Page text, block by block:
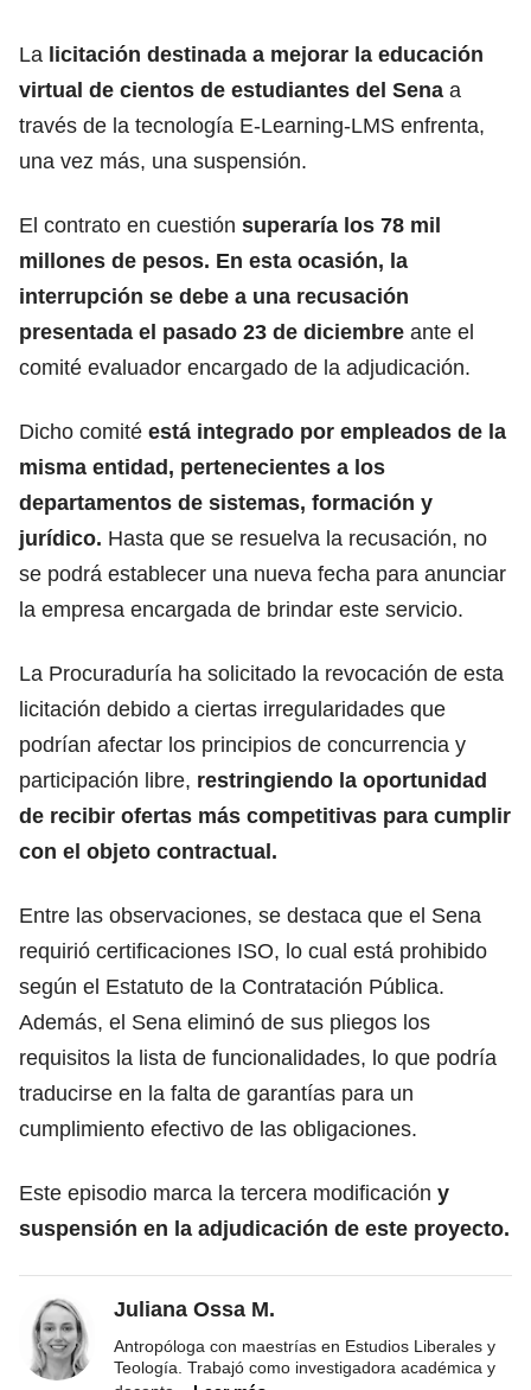
La licitación destinada a mejorar la educación
virtual de cientos de estudiantes del Sena a
través de la tecnología E-Learning-LMS enfrenta,
una vez más, una suspensión.
El contrato en cuestión superaría los 78 mil
millones de pesos. En esta ocasión, la
interrupción se debe a una recusación
presentada el pasado 23 de diciembre ante el
comité evaluador encargado de la adjudicación.
Dicho comité está integrado por empleados de la
misma entidad, pertenecientes a los
departamentos de sistemas, formación y
jurídico. Hasta que se resuelva la recusación, no
se podrá establecer una nueva fecha para anunciar
la empresa encargada de brindar este servicio.
La Procuraduría ha solicitado la revocación de esta
licitación debido a ciertas irregularidades que
podrían afectar los principios de concurrencia y
participación libre, restringiendo la oportunidad
de recibir ofertas más competitivas para cumplir
con el objeto contractual.
Entre las observaciones, se destaca que el Sena
requirió certificaciones ISO, lo cual está prohibido
según el Estatuto de la Contratación Pública.
Además, el Sena eliminó de sus pliegos los
requisitos la lista de funcionalidades, lo que podría
traducirse en la falta de garantías para un
cumplimiento efectivo de las obligaciones.
Este episodio marca la tercera modificación y
suspensión en la adjudicación de este proyecto.
Juliana Ossa M.
Antropóloga con maestrías en Estudios Liberales y
Teología. Trabajó como investigadora académica y